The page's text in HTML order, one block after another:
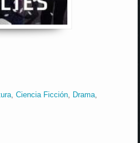
,Ciencia Ficción, Drama,